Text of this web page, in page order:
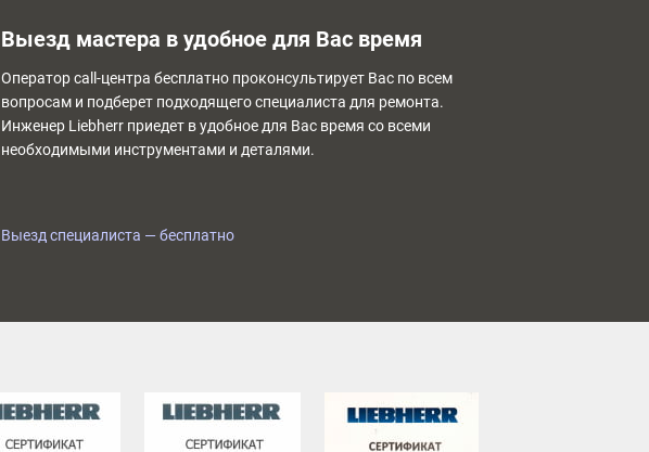
Выезд мастера в удобное для Вас время
Оператор call-центра бесплатно проконсультирует Вас по всем
вопросам и подберет подходящего специалиста для ремонта.
Инженер Liebherr приедет в удобное для Вас время со всеми
необходимыми инструментами и деталями.
Выезд специалиста — бесплатно